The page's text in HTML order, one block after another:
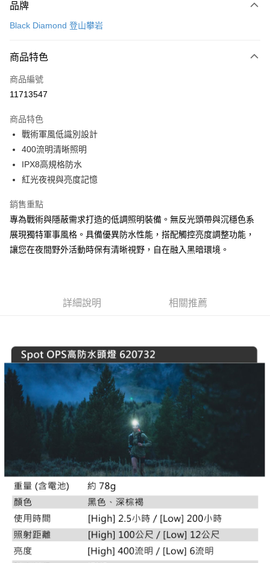
信用卡一次付款
LINE Pay
Apple Pay
悠遊付
Google Pay
全盈+PAY
相關說明
【關於「AFTEE先享後付」】
AFTEE先享後付是「在收到商品之後才付款」的支付方式。 讓您購物簡單
１．簡單：不需註冊會員、不需綁卡、不需儲值。
【「AFTEE先享後付」結帳流程】
１．於結帳方式選擇「AFTEE先享後付」後，將跳轉至「AFTEE先享後付」
ATM／網路銀行／等多元方式進行付款，方視為交易完成。
※ 請注意：結帳手續完成當下不需立刻繳費，但若您需要取消訂單，請聯絡
購買商品的店家。未經商家同意取消之訂單仍視為有效，需透過AFTEE先享
後付繳納相關費用。
※ 交易是否成功請以「AFTEE先享後付 」之結帳頁面顯示為準，若有關於
是否繳費成功／繳費後需取消欲退款等相關疑問，請聯繫「AFTEE先享後付
客戶支援中心」https://netprotections.freshdesk.com/support/home
１．透過由恩沛科技股份有限公司提供之「AFTEE先享後付」服務完成之交
易，需依本服務之必要範圍內提供個人資料，並將交易相關給付款項請求債
權轉讓予恩沛科技股份有限公司。
２．關於個人資料處理事宜，請瀏覽以下網址：
https://aftee.tw/terms/#terms3
３．未成年的使用者請事先徵得法定代理人或監護人之同意方可使用
「AFTEE先享後付」，若未經同意申辦者引起之損失，本公司不負相關責
任。
４．使用「AFTEE先享後付」時，將依據個別帳號之用戶狀況，依本公司即
時審查核予不同之上限額度；若仍有額度不足之情形，本公司將視審查結果
請求用戶進行身份認證。
ATM付款
宅配
每筆NT$100，滿NT$799(含以上)免運費
付款後門市自取
免運費
品牌
Black Diamond 登山攀岩
商品特色
商品編號
11713547
商品特色
戰術軍風低識別設計
400流明清晰照明
IPX8高規格防水
紅光夜視與亮度記憶
銷售重點
專為戰術與隱蔽需求打造的低調照明裝備。無反光頭帶與沉穩色系
展現獨特軍事風格。具備優異防水性能，搭配觸控亮度調整功能，
讓您在夜間野外活動時保有清晰視野，自在融入黑暗環境。
詳細說明 相關推薦